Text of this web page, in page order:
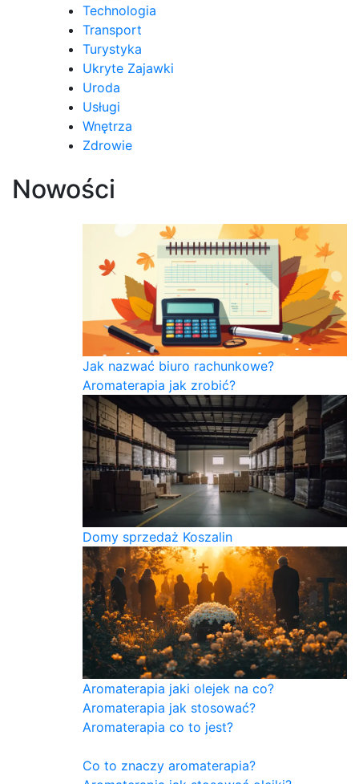
Technologia
Transport
Turystyka
Ukryte Zajawki
Uroda
Usługi
Wnętrza
Zdrowie
Nowości
Jak nazwać biuro rachunkowe?
Aromaterapia jak zrobić?
Domy sprzedaż Koszalin
Aromaterapia jaki olejek na co?
Aromaterapia jak stosować?
Aromaterapia co to jest?
Co to znaczy aromaterapia?